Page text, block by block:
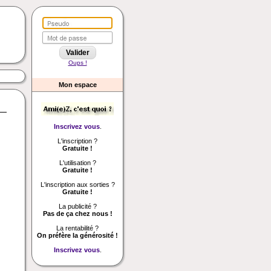
Oups !
Mon espace
Inscrivez vous.
L'inscription ?
Gratuite !
L'utilisation ?
Gratuite !
L'inscription aux sorties ?
Gratuite !
La publicité ?
Pas de ça chez nous !
La rentabilité ?
On préfère la générosité !
Inscrivez vous.